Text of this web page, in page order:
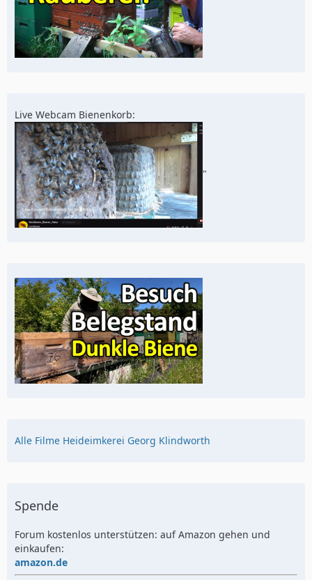
Live Webcam Bienenkorb:
"
Alle Filme Heideimkerei Georg Klindworth
Spende
Forum kostenlos unterstützen: auf Amazon gehen und
einkaufen:
amazon.de